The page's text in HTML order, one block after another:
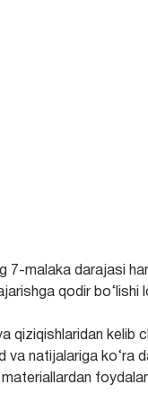
7-malaka darajasi
qodir bo‘lishi
qiziqishlaridan kelib
va natijalariga ko‘ra